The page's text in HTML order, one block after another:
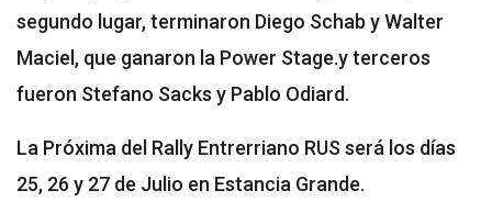
segundo lugar, terminaron Diego Schab y Walter
Maciel, que ganaron la Power Stage.y terceros
fueron Stefano Sacks y Pablo Odiard.
La Próxima del Rally Entrerriano RUS será los días
25, 26 y 27 de Julio en Estancia Grande.